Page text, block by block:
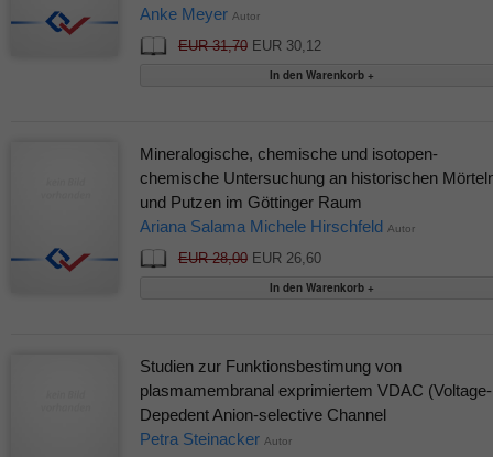
Anke Meyer Autor
EUR 31,70EUR 30,12
Mineralogische, chemische und isotopen-
chemische Untersuchung an historischen
und Putzen im Göttinger Raum
Ariana Salama Michele Hirschfeld Autor
EUR 28,00EUR 26,60
Studien zur Funktionsbestimung von
plasmamembranal exprimiertem VDAC (Voltage-
Depedent Anion-selective Channel
Petra Steinacker Autor